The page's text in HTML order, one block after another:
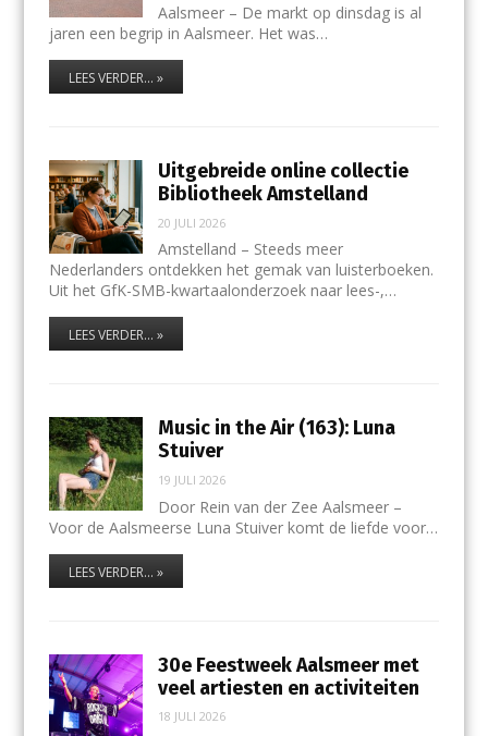
Aalsmeer – De markt op dinsdag is al
jaren een begrip in Aalsmeer. Het was…
LEES VERDER... »
Uitgebreide online collectie
Bibliotheek Amstelland
20 JULI 2026
Amstelland – Steeds meer
Nederlanders ontdekken het gemak van luisterboeken.
Uit het GfK-SMB-kwartaalonderzoek naar lees-,…
LEES VERDER... »
Music in the Air (163): Luna
Stuiver
19 JULI 2026
Door Rein van der Zee Aalsmeer –
Voor de Aalsmeerse Luna Stuiver komt de liefde voor…
LEES VERDER... »
30e Feestweek Aalsmeer met
veel artiesten en activiteiten
18 JULI 2026